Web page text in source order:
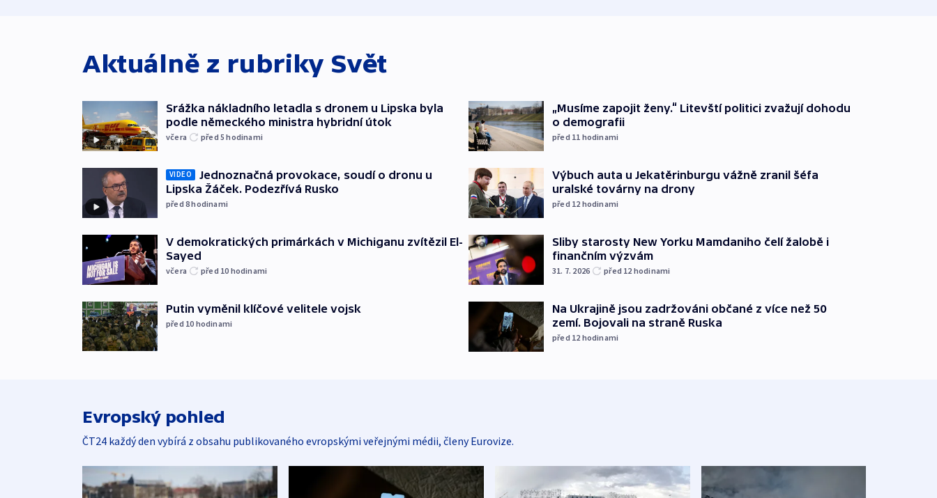
Aktuálně z rubriky Svět
Srážka nákladního letadla s dronem u Lipska byla
podle německého ministra hybridní útok
včera před 5hodinami
VIDEO
Jednoznačná provokace, soudí o dronu u
Lipska Žáček. Podezřívá Rusko
před 8hodinami
V demokratických primárkách v Michiganu zvítězil El-
Sayed
včera před 10 hodinami
Putin vyměnil klíčové velitele vojsk
před 10 hodinami
„Musíme zapojit ženy.“ Litevští politici zvažují dohodu
o demografii
před 11 hodinami
Výbuch auta u Jekatěrinburgu vážně zranil šéfa
uralské továrny na drony
před 12 hodinami
Sliby starosty New Yorku Mamdaniho čelí žalobě i
finančním výzvám
31. 7. 2026 před 12 hodinami
Na Ukrajině jsou zadržováni občané z více než 50
zemí. Bojovali na straně Ruska
před 12 hodinami
Evropský pohled
ČT24 každý den vybírá z obsahu publikovaného evropskými veřejnými médii, členy Eurovize.